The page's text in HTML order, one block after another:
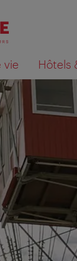
vie Hôtels
sur la